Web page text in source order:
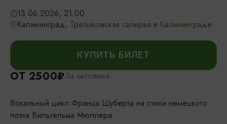
13.06.2026, 21:00
Калининград, Третьяковская галерея в Калининграде
КУПИТЬ БИЛЕТ
ОТ 2500₽За человека
Вокальный цикл Франца Шуберта на стихи немецкого
поэта Вильгельма Мюллера